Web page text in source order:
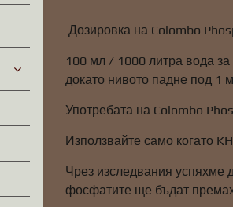
Дозировка на Colombo
100 мл / 1000 литра вода
докато нивото падне под 1
Употребата на Colombo
Използвайте само когато
Чрез изследвания успяхме
фосфатите ще бъдат